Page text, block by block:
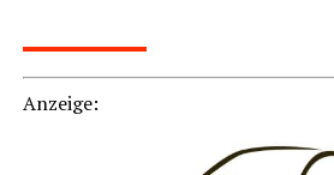
Anzei­ge: